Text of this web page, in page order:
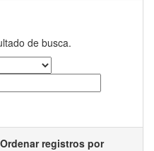
de busca.
Ordenar registros por